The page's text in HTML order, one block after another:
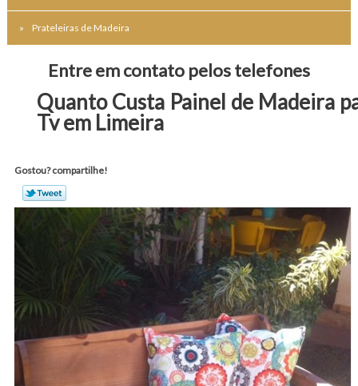
Prateleiras de Madeira
Entre em contato pelos telefones
Quanto Custa Painel de Madeira
Tv em Limeira
Gostou? compartilhe!